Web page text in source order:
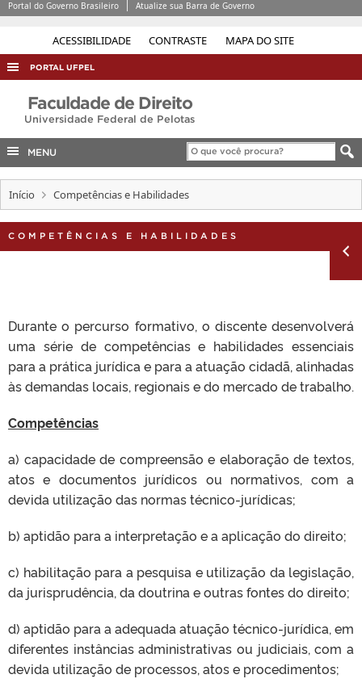
ACESSIBILIDADE CONTRASTE MAPA DO SITE
Portal do Governo Brasileiro Atualize sua Barra de Governo
PORTAL UFPEL
ACESSO À INFORMAÇÃO
AUDITORIA
COBALTO
INTERNACIONAL
Faculdade de Direito
Universidade Federal de Pelotas
MENU
Início Competências e Habilidades
COMPETÊNCIAS E HABILIDADES
Durante o percurso formativo, o discente desenvolverá
uma série de competências e habilidades essenciais
para a prática jurídica e para a atuação cidadã, alinhadas
às demandas locais, regionais e do mercado de trabalho.
Competências
a) capacidade de compreensão e elaboração de textos,
atos e documentos jurídicos ou normativos, com a
devida utilização das normas técnico-jurídicas;
b) aptidão para a interpretação e a aplicação do direito;
c) habilitação para a pesquisa e utilização da legislação,
da jurisprudência, da doutrina e outras fontes do direito;
d) aptidão para a adequada atuação técnico-jurídica, em
diferentes instâncias administrativas ou judiciais, com a
devida utilização de processos, atos e procedimentos;